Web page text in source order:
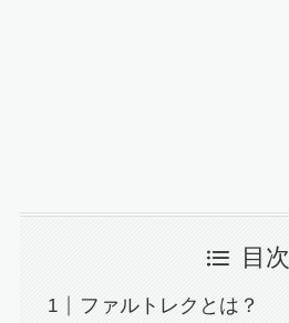
目次
ファルトレクとは？